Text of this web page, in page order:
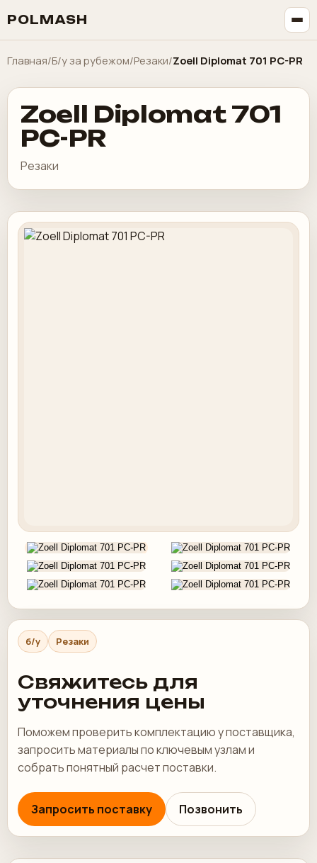
POLMASH
Главная/Б/у за рубежом/Резаки/Zoell Diplomat 701 PC-PR
Zoell Diplomat 701
PC-PR
Резаки
б/у Резаки
Свяжитесь для
уточнения цены
Поможем проверить комплектацию у поставщика,
запросить материалы по ключевым узлам и
собрать понятный расчет поставки.
Запросить поставку Позвонить